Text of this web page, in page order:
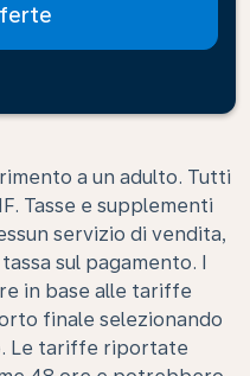
a un adulto. Tutti
Tasse e supplementi
servizio di vendita,
sul pagamento. I
in base alle tariffe
finale selezionando
Le tariffe riportate